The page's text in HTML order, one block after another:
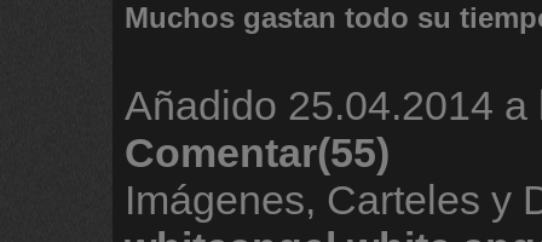
Muchos gastan todo su
Añadido 25.04.2014 a
Comentar(55)
Imágenes, Carteles y